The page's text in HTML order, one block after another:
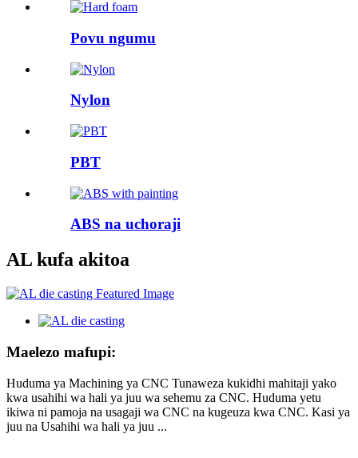
Povu ngumu
Nylon
PBT
ABS na uchoraji
AL kufa akitoa
Maelezo mafupi:
Huduma ya Machining ya CNC Tunaweza kukidhi mahitaji yako
kwa usahihi wa hali ya juu wa sehemu za CNC. Huduma yetu
ikiwa ni pamoja na usagaji wa CNC na kugeuza kwa CNC. Kasi ya
juu na Usahihi wa hali ya juu ...